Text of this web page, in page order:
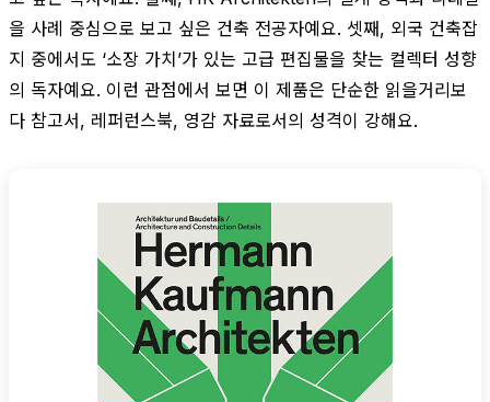
을 사례 중심으로 보고 싶은 건축 전공자예요. 셋째, 외국 건축잡
지 중에서도 ‘소장 가치’가 있는 고급 편집물을 찾는 컬렉터 성향
의 독자예요. 이런 관점에서 보면 이 제품은 단순한 읽을거리보
다 참고서, 레퍼런스북, 영감 자료로서의 성격이 강해요.